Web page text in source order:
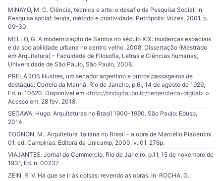
MINAYO, M. C. Ciência, técnica e arte: o desafio da Pesquisa Social. In:
Pesquisa social: teoria, método e criatividade. Petrópolis: Vozes, 2001, p.
09-30.
MELLO, G. A modernização de Santos no século XIX: mudanças espaciais
e da sociabilidade urbana no centro velho. 2008. Dissertação (Mestrado
em Arquitetura) – Faculdade de Filosofia, Letras e Ciências humanas,
Universidade de São Paulo, São Paulo, 2008.
PRELADOS Illustres, um senador argentino e outros passageiros de
destaque. Correio da Manhã, Rio de Janeiro, p.6., 14 de agosto de 1929,
Ed. n. 10620. Disponível em <http://bndigital.bn.br/hemeroteca-digital> >
Acesso em: 28 fev. 2018.
SEGAWA, Hugo. Arquiteturas no Brasil 1900-1990. São Paulo: Edusp,
2014.
TOGNON, M.. Arquitetura Italiana no Brasil - a obra de Marcello Piacentini.
01. ed. Campinas: Editora da Unicamp, 2000. v. 01. 276p.
VIAJANTES. Jornal do Commercio. Rio de Janeiro, p.11, 15 de novembro de
1931, Ed. n. 00237.
ZEIN, R. V. Há que se ir às coisas: revendo as obras. In: ROCHA, G.;